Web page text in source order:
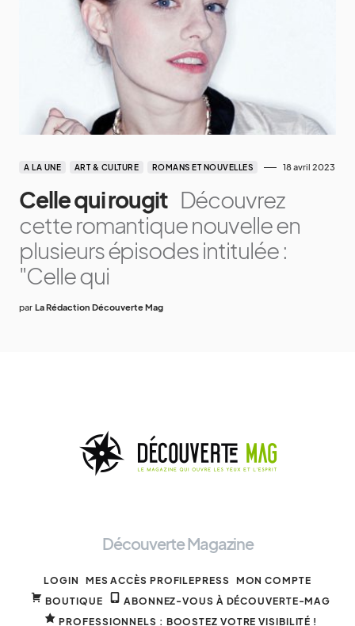
A LA UNE ART & CULTURE ROMANS ET NOUVELLES 18 avril 2023
Celle qui rougit Découvrez
cette romantique nouvelle en
plusieurs épisodes intitulée :
"Celle qui
par La Rédaction Découverte Mag
Découverte Magazine
LOGIN MES ACCÈS PROFILEPRESS MON COMPTE
BOUTIQUE
ABONNEZ-VOUS À DÉCOUVERTE-MAG
PROFESSIONNELS : BOOSTEZ VOTRE VISIBILITÉ !